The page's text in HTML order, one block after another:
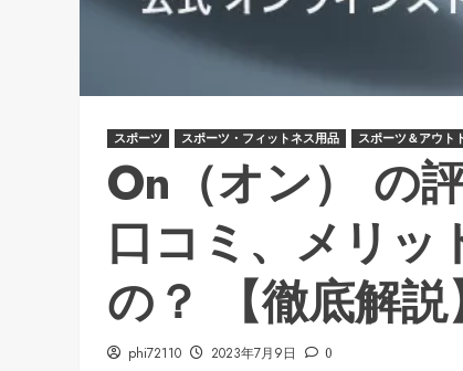
スポーツ スポーツ・フィットネス用品 スポーツ＆アウト
On（オン） の
口コミ、メリッ
の？ 【徹底解説】
phi72110 2023年7月9日 0